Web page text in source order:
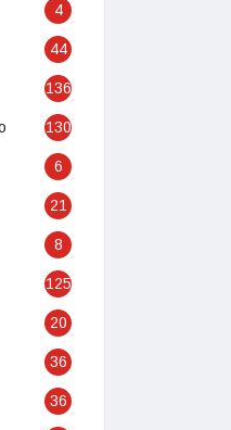
4
44
136
130
6
21
8
125
20
36
36